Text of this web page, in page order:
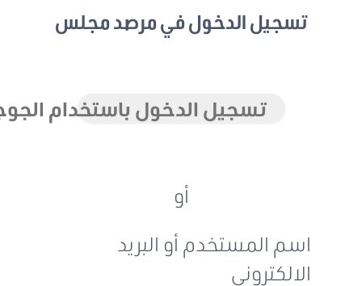
تسجيل الدخول في مرصد مجلس
تسجيل الدخول باستخدام الجوجل
اسم المستخدم أو البريد
الالكتروني